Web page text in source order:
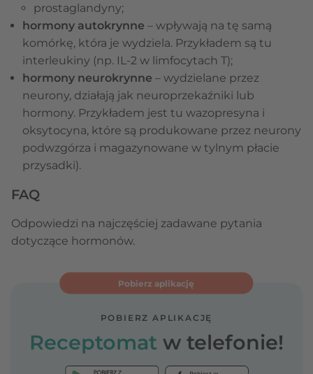
prostaglandyny;
hormony autokrynne – wpływają na tę samą
komórkę, która je wydziela. Przykładem są tu
interleukiny (np. IL-2 w limfocytach T);
hormony neurokrynne – wydzielane przez
neurony, działają jak neuroprzekaźniki lub
hormony. Przykładem jest tu wazopresyna i
oksytocyna, które są produkowane przez neurony
podwzgórza i magazynowane w tylnym płacie
przysadki).
FAQ
Odpowiedzi na najczęściej zadawane pytania
dotyczące hormonów.
Pobierz aplikację
POBIERZ APLIKACJĘ
Receptomat w telefonie!